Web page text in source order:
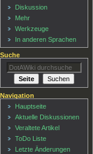
Diskussion
Mehr
Werkzeuge
In anderen Sprachen
Suche
Navigation
Hauptseite
Aktuelle Diskussionen
Veraltete Artikel
ToDo Liste
Letzte Änderungen